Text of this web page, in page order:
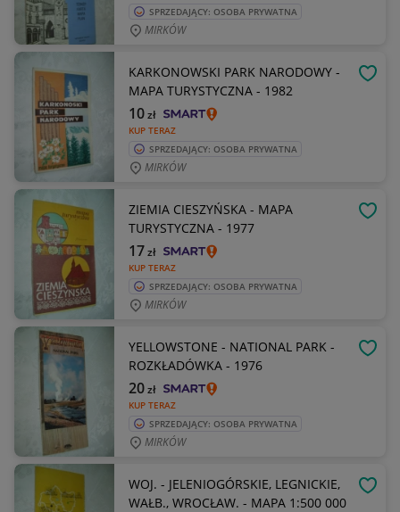
SPRZEDAJĄCY: OSOBA PRYWATNA
MIRKÓW
KARKONOWSKI PARK NARODOWY -
MAPA TURYSTYCZNA - 1982
KUP TERAZ
10zł
SPRZEDAJĄCY: OSOBA PRYWATNA
MIRKÓW
ZIEMIA CIESZYŃSKA - MAPA
TURYSTYCZNA - 1977
KUP TERAZ
17zł
SPRZEDAJĄCY: OSOBA PRYWATNA
MIRKÓW
YELLOWSTONE - NATIONAL PARK -
ROZKŁADÓWKA - 1976
KUP TERAZ
20zł
SPRZEDAJĄCY: OSOBA PRYWATNA
MIRKÓW
WOJ. - JELENIOGÓRSKIE, LEGNICKIE,
WAŁB., WROCŁAW. - MAPA 1:500 000